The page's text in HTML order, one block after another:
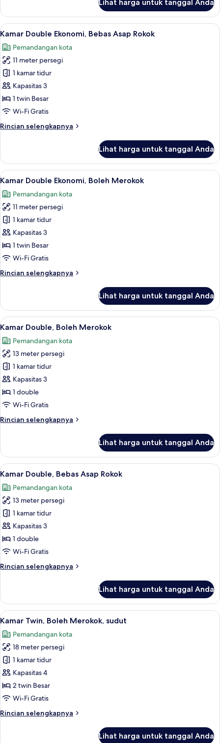
Kamar
Twin
Standar,
Asap
Rokok
Lihat harga untuk tanggal Anda
Lihat
semua
foto
untuk
Kamar
Double
Ekonomi,
Bebas
Rokok
Selimut bulu angsa, meja kerja, tirai
10
Kamar Double Ekonomi, Bebas Asap Rokok
Pemandangan kota
11 meter persegi
1 kamar tidur
Kapasitas 3
1 twin Besar
Wi-Fi Gratis
Rincian selengkapnya
Rincian
Kamar
Double
Ekonomi,
Asap
Rokok
Lihat harga untuk tanggal Anda
Lihat
semua
foto
untuk
Kamar
Double
Ekonomi,
Boleh
Selimut bulu angsa, meja kerja, tirai
10
Kamar Double Ekonomi, Boleh Merokok
Pemandangan kota
11 meter persegi
1 kamar tidur
Kapasitas 3
1 twin Besar
Wi-Fi Gratis
Rincian selengkapnya
Rincian
Kamar
Double
Ekonomi,
Merokok
Lihat harga untuk tanggal Anda
Lihat
semua
foto
untuk
Kamar
Double,
Boleh
Merokok
Selimut bulu angsa, meja kerja, tirai
10
Kamar Double, Boleh Merokok
Pemandangan kota
13 meter persegi
1 kamar tidur
Kapasitas 3
1 double
Wi-Fi Gratis
Rincian selengkapnya
Rincian
Kamar
Double,
Boleh
Lihat harga untuk tanggal Anda
Lihat
semua
foto
untuk
Kamar
Double,
Bebas
Asap
Selimut bulu angsa, meja kerja, tirai
10
Kamar Double, Bebas Asap Rokok
Pemandangan kota
13 meter persegi
1 kamar tidur
Kapasitas 3
1 double
Wi-Fi Gratis
Rincian selengkapnya
Rincian
Kamar
Double,
Bebas
Rokok
Lihat harga untuk tanggal Anda
Lihat
semua
foto
untuk
Kamar
Twin,
Boleh
Merokok,
Selimut bulu angsa, meja kerja, tirai
10
Kamar Twin, Boleh Merokok, sudut
Pemandangan kota
18 meter persegi
1 kamar tidur
Kapasitas 4
2 twin Besar
Wi-Fi Gratis
Rincian selengkapnya
Rincian
Lihat harga untuk tanggal Anda